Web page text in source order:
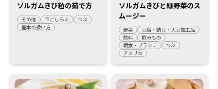
ソルガムきび粒の茹で方
その他 下ごしらえ
つぶ
基本の扱い方
ソルガムきびと緑野菜のス
ムージー
野菜
豆腐・納豆・大豆加工品
飲料
飲みもの
朝食・ブランチ
つぶ
アメリカ